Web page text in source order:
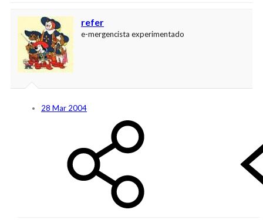
refer
e-mergencista experimentado
28 Mar 2004